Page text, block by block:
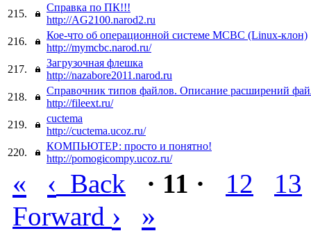
215.
Справка по ПК!!!
http://AG2100.narod2.ru
216.
Кое-что об операционной системе МСВС (Linux-клон)
http://mymcbc.narod.ru/
217.
Загрузочная флешка
http://nazabore2011.narod.ru
218.
Справочник типов файлов. Описание расширений
http://fileext.ru/
219.
cuctema
http://cuctema.ucoz.ru/
220.
КОМПЬЮТЕР: просто и понятно!
http://pomogicompy.ucoz.ru/
« ‹ Back · 11 · 12
13
Forward › »